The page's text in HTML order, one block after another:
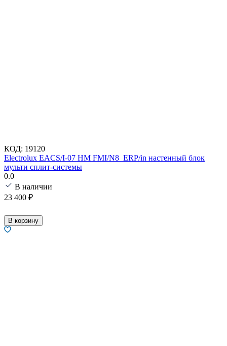
КОД: 19120
Electrolux EACS/I-07 HM FMI/N8_ERP/in настенный блок
мульти сплит-системы
0.0
В наличии
23 400 ₽
В корзину